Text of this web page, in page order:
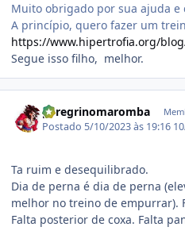
Muito obrigado por sua ajuda e
A princípio, quero fazer um
https://www.hipertrofia.org/
Segue isso filho, melhor.
peregrinomaromba
Postado 5/10/2023 às 19:16
Ta ruim e desequilibrado.
Dia de perna é dia de perna
melhor no treino de empurrar).
Falta posterior de coxa. Falta